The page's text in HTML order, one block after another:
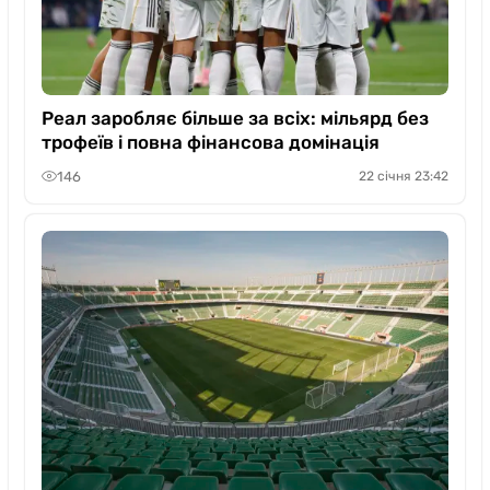
Реал заробляє більше за всіх: мільярд без
трофеїв і повна фінансова домінація
146 22 січня 23:42